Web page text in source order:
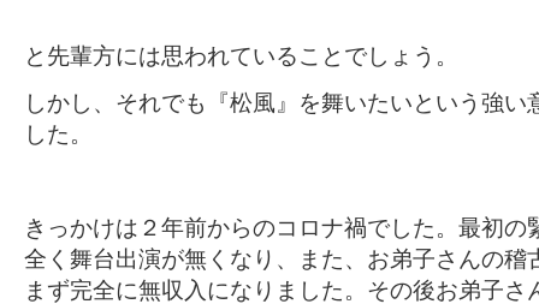
と先輩方には思われていることでしょう。
しかし、それでも『松風』を舞いたいという強い
した。
きっかけは２年前からのコロナ禍でした。最初の
全く舞台出演が無くなり、また、お弟子さんの稽
まず完全に無収入になりました。その後お弟子さ